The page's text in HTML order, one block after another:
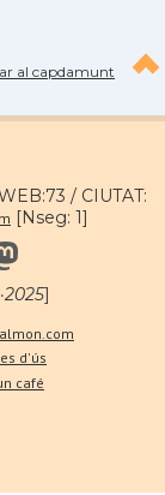
al capdamunt
/ CIUTAT:
[Nseg: 1]
]
d'ús
café